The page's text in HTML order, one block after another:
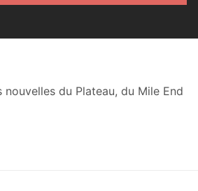
nouvelles du Plateau, du Mile End